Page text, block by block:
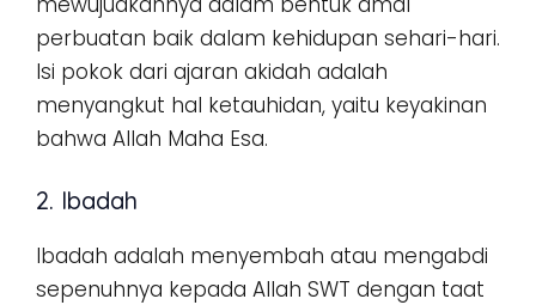
perbuatan baik dalam kehidupan sehari-hari.
Isi pokok dari ajaran akidah adalah
menyangkut hal ketauhidan, yaitu keyakinan
bahwa Allah Maha Esa.
2. Ibadah
Ibadah adalah menyembah atau mengabdi
sepenuhnya kepada Allah SWT dengan taat